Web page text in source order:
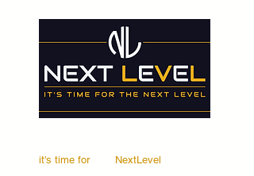
it's time for NextLevel